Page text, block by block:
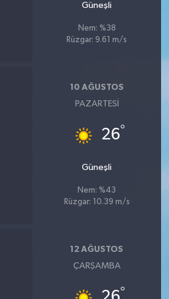
Güneşli
Nem: %38
Rüzgar: 9.61 m/s
10 AĞUSTOS
PAZARTESI
26°
Güneşli
Nem: %43
Rüzgar: 10.39 m/s
12 AĞUSTOS
ÇARŞAMBA
°